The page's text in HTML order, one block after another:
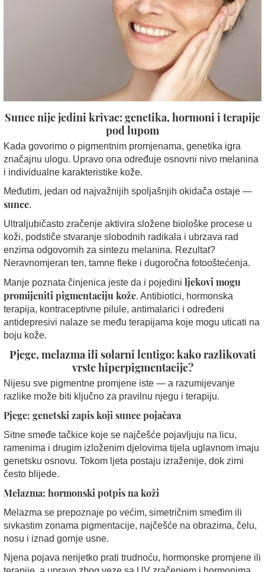
Sunce nije jedini krivac: genetika, hormoni i terapije
pod lupom
Kada govorimo o pigmentnim promjenama, genetika igra
značajnu ulogu. Upravo ona određuje osnovni nivo melanina
i individualne karakteristike kože.
Međutim, jedan od najvažnijih spoljašnjih okidača ostaje —
sunce.
Ultraljubičasto zračenje aktivira složene biološke procese u
koži, podstiče stvaranje slobodnih radikala i ubrzava rad
enzima odgovornih za sintezu melanina. Rezultat?
Neravnomjeran ten, tamne fleke i dugoročna fotooštećenja.
Manje poznata činjenica jeste da i pojedini ljekovi mogu
promijeniti pigmentaciju kože. Antibiotici, hormonska
terapija, kontraceptivne pilule, antimalarici i određeni
antidepresivi nalaze se među terapijama koje mogu uticati na
boju kože.
Pjege, melazma ili solarni lentigo: kako razlikovati
vrste hiperpigmentacije?
Nijesu sve pigmentne promjene iste — a razumijevanje
razlike može biti ključno za pravilnu njegu i terapiju.
Pjege: genetski zapis koji sunce pojačava
Sitne smeđe tačkice koje se najčešće pojavljuju na licu,
ramenima i drugim izloženim djelovima tijela uglavnom imaju
genetsku osnovu. Tokom ljeta postaju izraženije, dok zimi
često blijede.
Melazma: hormonski potpis na koži
Melazma se prepoznaje po većim, simetričnim smeđim ili
sivkastim zonama pigmentacije, najčešće na obrazima, čelu,
nosu i iznad gornje usne.
Njena pojava nerijetko prati trudnoću, hormonske promjene ili